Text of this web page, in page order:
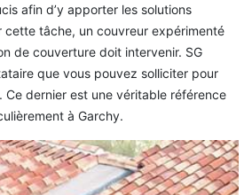
afin d’y apporter les solutions
cette tâche, un couvreur expérimenté
de couverture doit intervenir. SG
que vous pouvez solliciter pour
Ce dernier est une véritable référence
à Garchy.